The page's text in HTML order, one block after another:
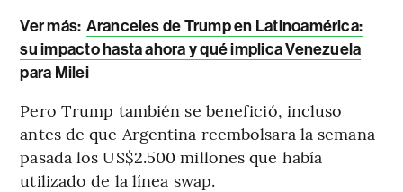
Ver más: Aranceles de Trump en Latinoamérica:
su impacto hasta ahora y qué implica Venezuela
para Milei
Pero Trump también se benefició, incluso
antes de que Argentina reembolsara la semana
pasada los US$2.500 millones que había
utilizado de la línea swap.